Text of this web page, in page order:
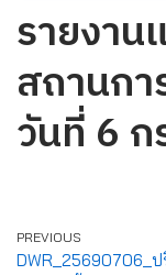
รายงา
สถานก
วันที่ 6
PREVIOUS
DWR_25690706_